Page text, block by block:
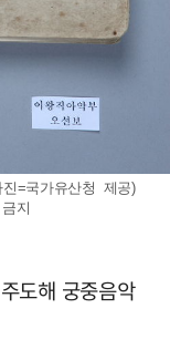
=국가유산청 제공)
지
도해 궁중음악